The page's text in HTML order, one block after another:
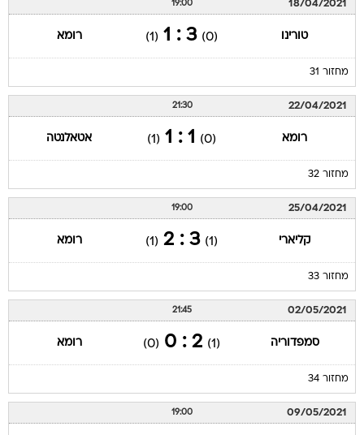
18/04/2021
19:00
טורינו (0)
3 : 1
(1) רומא
מחזור 31
22/04/2021
21:30
רומא (0)
1 : 1
(1) אטאלנטה
מחזור 32
25/04/2021
19:00
קליארי (1)
3 : 2
(1) רומא
מחזור 33
02/05/2021
21:45
סמפדוריה (1)
2 : 0
(0) רומא
מחזור 34
09/05/2021
19:00